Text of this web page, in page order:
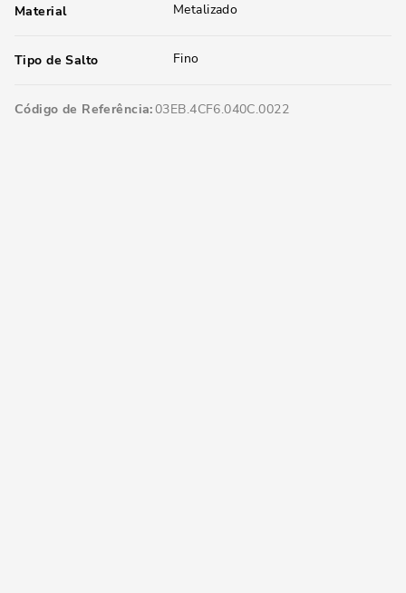
Material Metalizado
Tipo de Salto Fino
Código de Referência 03EB.4CF6.040C.0022